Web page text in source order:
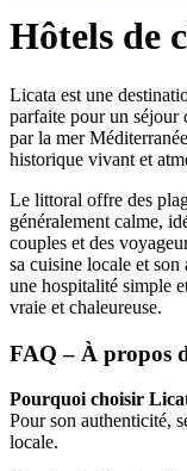
Hôtels de
Licata est une
parfaite pour un séjour
par la mer
historique vivant et
Le littoral offre des
généralement calme,
couples et des
sa cuisine locale et
une hospitalité simple
vraie et chaleureuse.
FAQ – À propos
Pourquoi choisir
Pour son authenticité,
locale.